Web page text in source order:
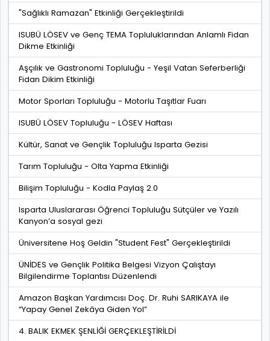
"Sağlıklı Ramazan" Etkinliği Gerçekleştirildi
ISUBÜ LÖSEV ve Genç TEMA Topluluklarından Anlamlı Fidan
Dikme Etkinliği
Aşçılık ve Gastronomi Topluluğu - Yeşil Vatan Seferberliği
Fidan Dikim Etkinliği
Motor Sporları Topluluğu - Motorlu Taşıtlar Fuarı
ISUBÜ LÖSEV Topluluğu - LÖSEV Haftası
Kültür, Sanat ve Gençlik Topluluğu Isparta Gezisi
Tarım Topluluğu - Olta Yapma Etkinliği
Bilişim Topluluğu - Kodla Paylaş 2.0
Isparta Uluslararası Öğrenci Topluluğu Sütçüler ve Yazılı
Kanyon’a sosyal gezi
Üniversitene Hoş Geldin "Student Fest" Gerçekleştirildi
ÜNİDES ve Gençlik Politika Belgesi Vizyon Çalıştayı
Bilgilendirme Toplantısı Düzenlendi
Amazon Başkan Yardımcısı Doç. Dr. Ruhi SARIKAYA ile
“Yapay Genel Zekâya Giden Yol”
4. BALIK EKMEK ŞENLİĞİ GERÇEKLEŞTİRİLDİ